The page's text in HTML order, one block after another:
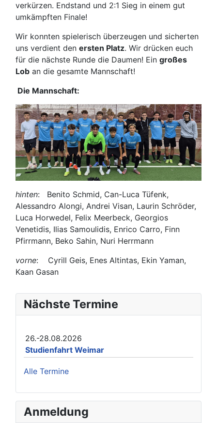
verkürzen. Endstand und 2:1 Sieg in einem gut
umkämpften Finale!
Wir konnten spielerisch überzeugen und sicherten
uns verdient den ersten Platz. Wir drücken euch
für die nächste Runde die Daumen! Ein großes
Lob an die gesamte Mannschaft!
Die Mannschaft:
hinten: Benito Schmid, Can-Luca Tüfenk,
Alessandro Alongi, Andrei Visan, Laurin Schröder,
Luca Horwedel, Felix Meerbeck, Georgios
Venetidis, Ilias Samoulidis, Enrico Carro, Finn
Pfirrmann, Beko Sahin, Nuri Herrmann
vorne: Cyrill Geis, Enes Altintas, Ekin Yaman,
Kaan Gasan
Nächste Termine
26.-28.08.2026
Studienfahrt Weimar
Alle Termine
Anmeldung